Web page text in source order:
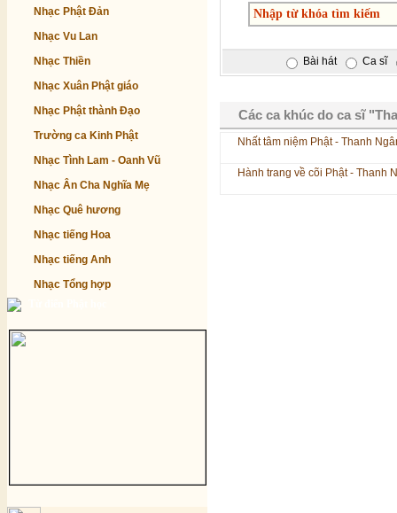
Nhạc Phật Đản
Nhạc Vu Lan
Nhạc Thiền
Nhạc Xuân Phật giáo
Nhạc Phật thành Đạo
Trường ca Kinh Phật
Nhạc Tình Lam - Oanh Vũ
Nhạc Ân Cha Nghĩa Mẹ
Nhạc Quê hương
Nhạc tiếng Hoa
Nhạc tiếng Anh
Nhạc Tổng hợp
Bài hát Ca sĩ
Các ca khúc do ca sĩ
Nhất tâm niệm Phật - Thanh
Hành trang về cõi Phật - Thanh